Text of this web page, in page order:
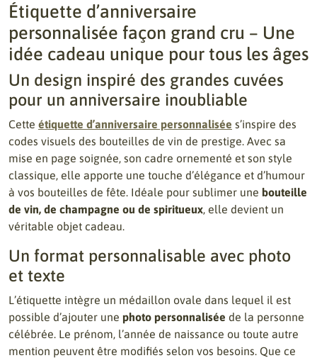
Étiquette d’anniversaire
personnalisée façon grand cru – Une
idée cadeau unique pour tous les âges
Un design inspiré des grandes cuvées
pour un anniversaire inoubliable
Cette étiquette d’anniversaire personnalisée s’inspire des
codes visuels des bouteilles de vin de prestige. Avec sa
mise en page soignée, son cadre ornementé et son style
classique, elle apporte une touche d’élégance et d’humour
à vos bouteilles de fête. Idéale pour sublimer une bouteille
de vin, de champagne ou de spiritueux, elle devient un
véritable objet cadeau.
Un format personnalisable avec photo
et texte
L’étiquette intègre un médaillon ovale dans lequel il est
possible d’ajouter une photo personnalisée de la personne
célébrée. Le prénom, l’année de naissance ou toute autre
mention peuvent être modifiés selon vos besoins. Que ce